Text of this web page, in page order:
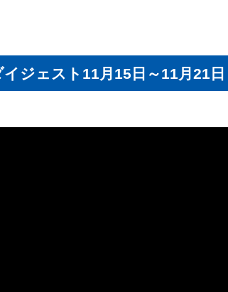
ジェスト11月15日～11月21日